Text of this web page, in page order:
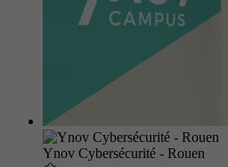
Ynov Cybersécurité - Rouen